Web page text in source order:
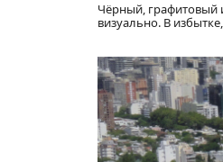
Чёрный, графитовый
визуально. В